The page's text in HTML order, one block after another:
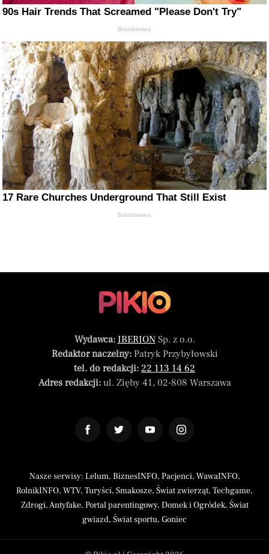
90s Hair Trends That Screamed "Please Don't Try"
Brainberries
17 Rare Churches Underground That Still Exist
Brainberries
Wydawca: IBERIONSp. z o.o.
Redaktor naczelny:Patryk Przybyłowski
tel. do redakcji: 22 113 14 62
Adres redakcji:ul. Zięby 41, 02-808 Warszawa
Nasze serwisy: Lelum, BiznesINFO, Pacjenci, WawaINFO,
RolnikINFO, WTV, Turyści, Smakosze, Świat zwierząt, Techgame,
Zdrogi,Antyfake, Portal parentingowy, Domek i Ogródek, Świat
gwiazd, Świat sportu, Goniec